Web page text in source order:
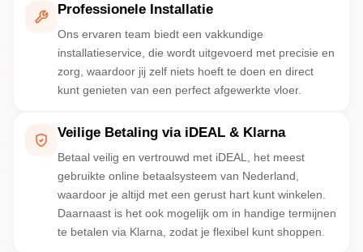
Professionele Installatie
Ons ervaren team biedt een vakkundige
installatieservice, die wordt uitgevoerd met precisie en
zorg, waardoor jij zelf niets hoeft te doen en direct
kunt genieten van een perfect afgewerkte vloer.
Veilige Betaling via iDEAL & Klarna
Betaal veilig en vertrouwd met iDEAL, het meest
gebruikte online betaalsysteem van Nederland,
waardoor je altijd met een gerust hart kunt winkelen.
Daarnaast is het ook mogelijk om in handige termijnen
te betalen via Klarna, zodat je flexibel kunt shoppen.